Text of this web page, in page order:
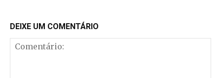
DEIXE UM COMENTÁRIO